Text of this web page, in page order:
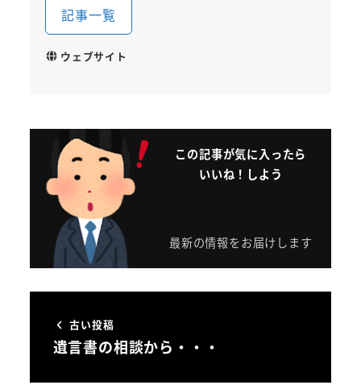
記事一覧
ウェブサイト
この記事が気に入ったら
いいね！しよう
最新の情報をお届けします
古い投稿
遺言書の相談から・・・